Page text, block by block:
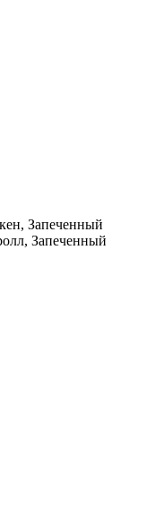
Запеченный
Запеченный